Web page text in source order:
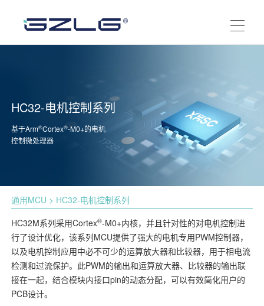
HC32-电机控制系列
基于Arm®Cortex®-M0+的电机
控制微处理器
通用MCU > HC32-电机控制系列
HC32M系列采用Cortex®-M0+内核，并且针对性的对电机控制进
行了设计优化，该系列MCU提供了强大的电机专用PWM控制器，
以及电机控制应用中必不可少的运算放大器和比较器，用于相电流
检测和过流保护。此PWM的输出和运算放大器、比较器的输出联
接在一起，结合模块内接口pin的动态分配，可以有效简化用户的
PCB设计。